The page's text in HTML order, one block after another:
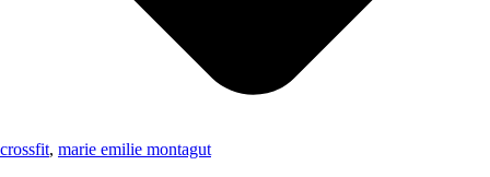
crossfit, marie emilie montagut